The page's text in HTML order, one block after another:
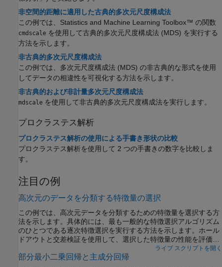
非空間的距離に適用した古典的多次元尺度構成法
この例では、Statistics and Machine Learning Toolbox™ の関数
cmdscale を使用して古典的多次元尺度構成法 (MDS) を実行する
方法を示します。
非古典的多次元尺度構成法
この例では、多次元尺度構成法 (MDS) の非古典的な形式を使用
してデータの相違性を可視化する方法を示します。
非古典的および非計量多次元尺度構成法
mdscale を使用して非古典的多次元尺度構成法を実行します。
プロクラステス解析
プロクラステス解析の使用による手書き形状の比較
プロクラステス解析を使用して 2 つの手書きの数字を比較しま
す。
注目の例
高次元のデータを分類する特徴量の選択
この例では、高次元データを分類するための特徴量を選択する方
法を示します。具体的には、最も一般的な特徴選択アルゴリズム
のひとつである逐次特徴選択を実行する方法を示します。ホール
ドアウトと交差検証を使用して、選択した特徴量の性能を評価す
ライブ スクリプトを開く
部分最小二乗回帰と主成分回帰